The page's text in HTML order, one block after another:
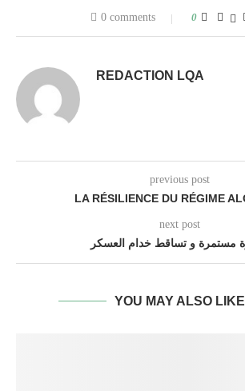
0 comments 0
REDACTION LQA
previous post
LA RÉSILIENCE DU RÉGIME
next post
YOU MAY ALSO LIKE